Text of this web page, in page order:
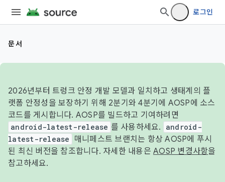
로그인
문서
2026년부터 트렁크 안정 개발 모델과 일치하고 생태계의 플
랫폼 안정성을 보장하기 위해 2분기와 4분기에 AOSP에 소스
코드를 게시합니다. AOSP를 빌드하고 기여하려면
android-latest-release 를 사용하세요.
android-
latest-release
매니페스트 브랜치는 항상 AOSP에 푸시
된 최신 버전을 참조합니다. 자세한 내용은 AOSP 변경사항을
참고하세요.